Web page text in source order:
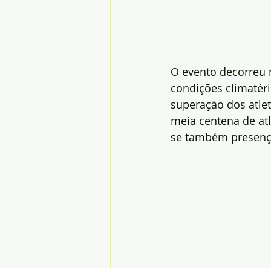
O evento
condições
superação dos
meia centena de
se também